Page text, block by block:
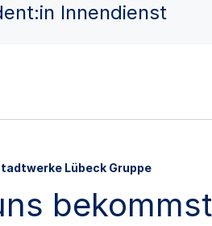
Innendienst
Lübeck Gruppe